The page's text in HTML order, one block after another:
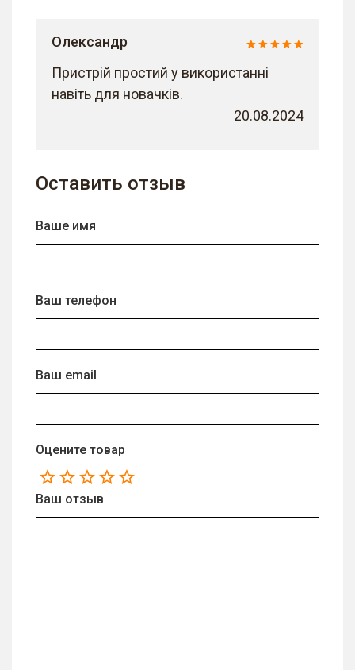
Олександр
Пристрій простий у використанні
навіть для новачків.
20.08.2024
Оставить отзыв
Ваше имя
Ваш телефон
Ваш email
Оцените товар
Ваш отзыв